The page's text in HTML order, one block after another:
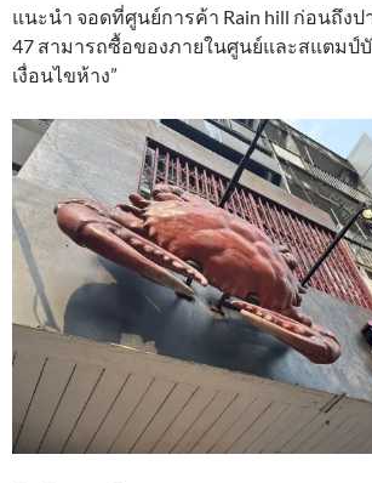
แนะนำ จอดที่ศูนย์การค้า Rain hill ก่อนถึง
47 สามารถซื้อของภายในศูนย์และสแตมป์
เงื่อนไขห้าง”